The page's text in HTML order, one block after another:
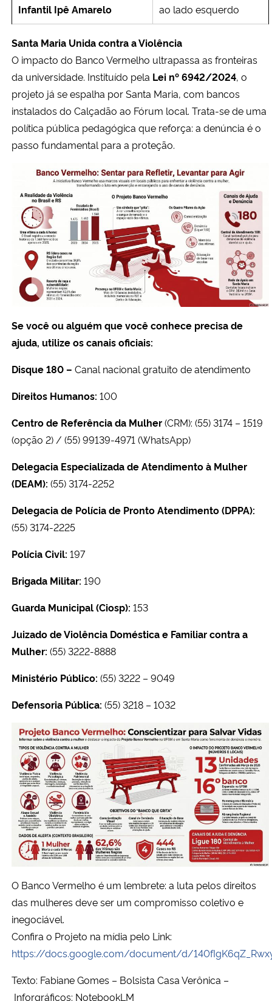
Infantil Ipê Amarelo
ao lado esquerdo
Santa Maria Unida contra a Violência
O impacto do Banco Vermelho ultrapassa as fronteiras
da universidade. Instituído pela Lei nº 6942/2024, o
projeto já se espalha por Santa Maria, com bancos
instalados do Calçadão ao Fórum local. Trata-se de uma
política pública pedagógica que reforça: a denúncia é o
passo fundamental para a proteção.
Se você ou alguém que você conhece precisa de
ajuda, utilize os canais oficiais:
Disque 180 – Canal nacional gratuito de atendimento
Direitos Humanos: 100
Centro de Referência da Mulher(CRM): (55) 3174 – 1519
(opção 2) / (55) 99139-4971 (WhatsApp)
Delegacia Especializada de Atendimento à Mulher
(DEAM): (55) 3174-2252
Delegacia de Polícia de Pronto Atendimento (DPPA):
(55) 3174-2225
Polícia Civil: 197
Brigada Militar: 190
Guarda Municipal (Ciosp): 153
Juizado de Violência Doméstica e Familiar contra a
Mulher: (55) 3222-8888
Ministério Público: (55) 3222 – 9049
Defensoria Pública: (55) 3218 – 1032
O Banco Vermelho é um lembrete: a luta pelos direitos
das mulheres deve ser um compromisso coletivo e
inegociável.
Confira o Projeto na mídia pelo Link:
https://docs.google.com/document/d/
Texto: Fabiane Gomes – Bolsista Casa Verônica –
Inforgráficos: NotebookLM